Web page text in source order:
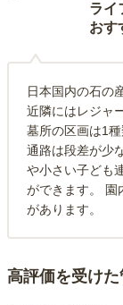
ライ
おす
日本国内の石の
近隣にはレジャ
墓所の区画は1
通路は段差が少
や小さい子ども
ができます。 園
があります。
高評価を受け